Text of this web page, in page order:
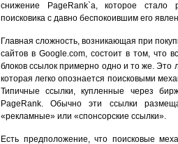
снижение PageRank`а, которое стало
поисковика с давно беспокоившим его
Главная сложность, возникающая при
сайтов в Google.com, состоит в том, что
блоков ссылок примерно одно и то же. Это
которая легко опознается поисковыми
Типичные ссылки, купленные через
PageRank. Обычно эти ссылки
«рекламные» или «спонсорские ссылки».
Есть предположение, что поисковые